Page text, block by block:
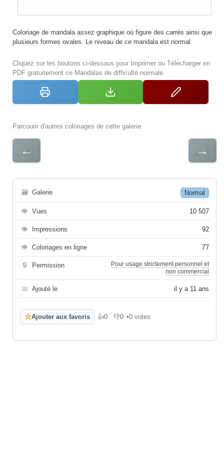
Coloriage de mandala assez graphique où figure des carrés ainsi que
plusieurs formes ovales. Le niveau de ce mandala est normal.
Cliquez sur les boutons ci-dessous pour Imprimer ou Télécharger en
PDF gratuitement ce Mandalas de difficulté normale
Parcourir d'autres coloriages de cette galerie
← →
🗃 Galerie Normal
👁 Vues 10 507
👁 Impressions 92
👁 Coloriages en ligne 77
🔒 Permission
Pour usage strictement personnel et
non commercial
📅 Ajouté le il y a 11 ans
☆Ajouter aux favoris 👍0
J'aime 👎0
Je n'aime pas
•0 votes